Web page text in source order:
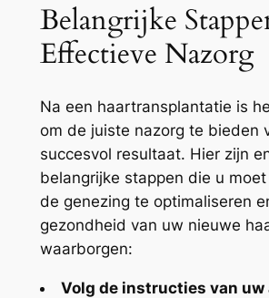
Belangrijke
Effectieve Nazorg
Na een haartransplantatie is
om de juiste nazorg te bieden
succesvol resultaat. Hier zijn
belangrijke stappen die u
de genezing te optimaliseren
gezondheid van uw nieuwe
waarborgen:
Volg de instructies van uw